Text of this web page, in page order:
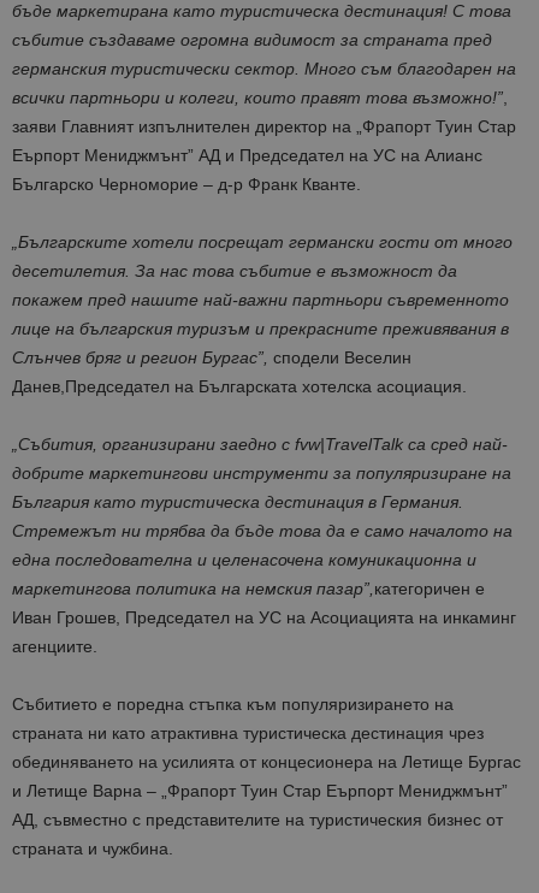
бъде маркетирана като туристическа дестинация! С това
събитие създаваме огромна видимост за страната пред
германския туристически сектор. Много съм благодарен на
всички партньори и колеги, които правят това възможно!”,
заяви Главният изпълнителен директор на „Фрапорт Туин Стар
Еърпорт Мениджмънт” АД и Председател на УС на Алианс
Българско Черноморие – д-р Франк Кванте.
„Българските хотели посрещат германски гости от много
десетилетия. За нас това събитие е възможност да
покажем пред нашите най-важни партньори съвременното
лице на българския туризъм и прекрасните преживявания в
Слънчев бряг и регион Бургас”, сподели Веселин
Данев,Председател на Българската хотелска асоциация.
„Събития, организирани заедно с fvw|TravelTalk са сред най-
добрите маркетингови инструменти за популяризиране на
България като туристическа дестинация в Германия.
Стремежът ни трябва да бъде това да е само началото на
една последователна и целенасочена комуникационна и
маркетингова политика на немския пазар”,категоричен е
Иван Грошев, Председател на УС на Асоциацията на инкаминг
агенциите.
Събитието е поредна стъпка към популяризирането на
страната ни като атрактивна туристическа дестинация чрез
обединяването на усилията от концесионера на Летище Бургас
и Летище Варна – „Фрапорт Туин Стар Еърпорт Мениджмънт”
АД, съвместно с представителите на туристическия бизнес от
страната и чужбина.